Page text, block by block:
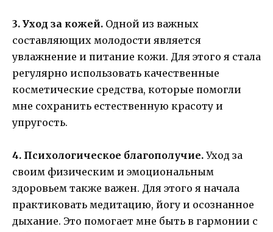
3. Уход за кожей. Одной из важных
составляющих молодости является
увлажнение и питание кожи. Для этого я стала
регулярно использовать качественные
косметические средства, которые помогли
мне сохранить естественную красоту и
упругость.
4. Психологическое благополучие. Уход за
своим физическим и эмоциональным
здоровьем также важен. Для этого я начала
практиковать медитацию, йогу и осознанное
дыхание. Это помогает мне быть в гармонии с